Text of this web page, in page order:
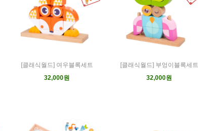
[클래식월드] 여우블록세트
32,000원
[클래식월드] 부엉이블록세트
32,000원